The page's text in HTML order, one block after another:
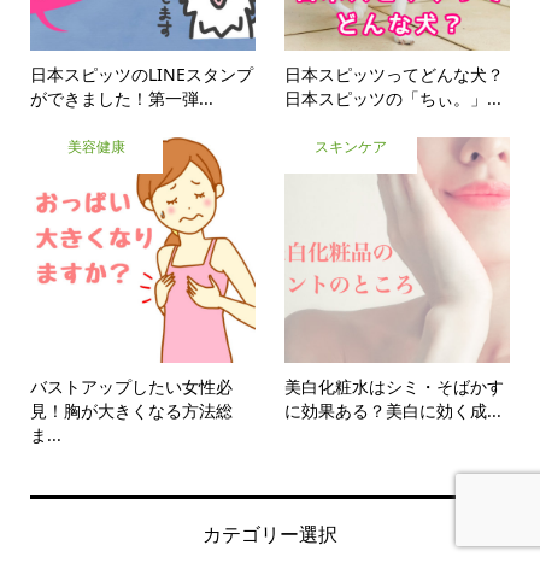
日本スピッツのLINEスタンプ
ができました！第一弾...
日本スピッツってどんな犬？
日本スピッツの「ちぃ。」...
美容健康
バストアップしたい女性必
見！胸が大きくなる方法総
ま...
スキンケア
美白化粧水はシミ・そばかす
に効果ある？美白に効く成...
カテゴリー選択